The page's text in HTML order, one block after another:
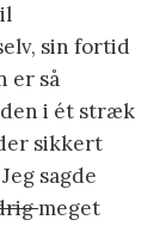
sin fortid
er så
i ét stræk
sikkert
sagde
meget